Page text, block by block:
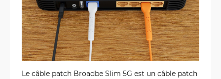
Le câble patch Broadbe Slim 5G est un câble patch